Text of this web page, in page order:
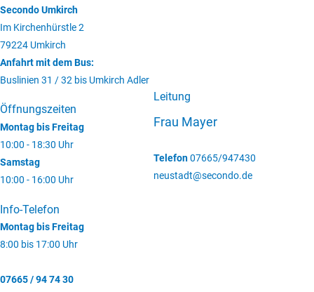
Secondo Umkirch
Im Kirchenhürstle 2
79224 Umkirch
Anfahrt mit dem Bus:
Buslinien 31 / 32 bis Umkirch Adler
Öffnungszeiten
Montag bis Freitag
10:00 - 18:30 Uhr
Samstag
10:00 - 16:00 Uhr
Info-Telefon
Montag bis Freitag
8:00 bis 17:00 Uhr
07665 / 94 74 30
Leitung
Frau Mayer
Telefon07665/947430
neustadt@secondo.de